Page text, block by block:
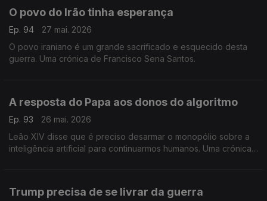
O povo do Irão tinha esperança
Ep. 94
27 mai. 2026
O povo iraniano é um grande sacrificado e esquecido desta
guerra. Uma crónica de Francisco Sena Santos.
A resposta do Papa aos donos do algoritmo
Ep. 93
26 mai. 2026
Leão XIV disse que é preciso desarmar o monopólio sobre a
inteligência artificial para continuarmos humanos. Uma crónica
Trump precisa de se livrar da guerra